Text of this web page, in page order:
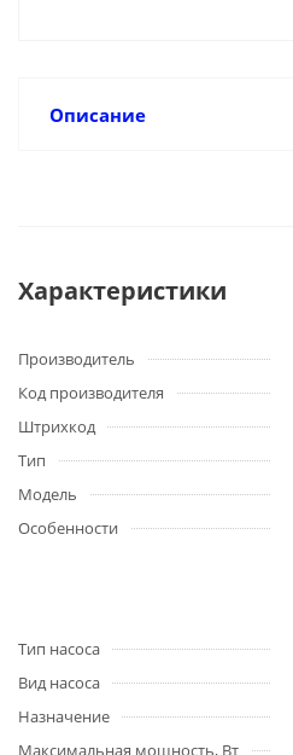
Описание
Характеристики
Производитель
Код производителя
Штрихкод
Тип
Модель
Особенности
Тип насоса
Вид насоса
Назначение
Максимальная мощность, Вт